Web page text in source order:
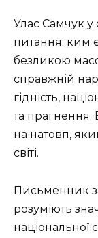
Улас Самчук у
питання: ким
безликою
справжній
гідність,
та
на натовп,
світі.
Письменник
розуміють
національної